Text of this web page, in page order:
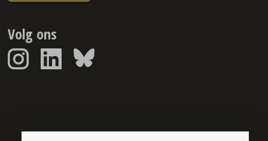
Volg ons
Sponsorreport © 2026